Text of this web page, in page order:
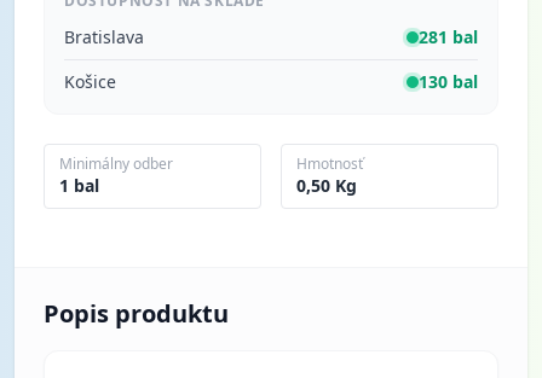
Bratislava
281 bal
Košice
130 bal
Minimálny odber
1 bal
Hmotnosť
0,50 Kg
Popis produktu